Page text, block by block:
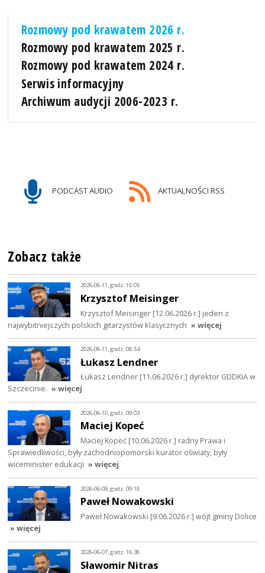
Rozmowy pod krawatem 2026 r.
Rozmowy pod krawatem 2025 r.
Rozmowy pod krawatem 2024 r.
Serwis informacyjny
Archiwum audycji 2006-2023 r.
PODCAST AUDIO AKTUALNOŚCI RSS
Zobacz także
2026-06-11, godz. 16:05
Krzysztof Meisinger
Krzysztof Meisinger [12.06.2026 r.] jeden z
najwybitniejszych polskich gitarzystów klasycznych » więcej
2026-06-11, godz. 08:54
Łukasz Lendner
Łukasz Lendner [11.06.2026 r.] dyrektor GDDKiA w
Szczecinie. » więcej
2026-06-10, godz. 09:03
Maciej Kopeć
Maciej Kopeć [10.06.2026 r.] radny Prawa i
Sprawiedliwości, były zachodniopomorski kurator oświaty, były
wiceminister edukacji » więcej
2026-06-09, godz. 09:18
Paweł Nowakowski
Paweł Nowakowski [9.06.2026 r.] wójt gminy Dolice
» więcej
2026-06-07, godz. 16:38
Sławomir Nitras